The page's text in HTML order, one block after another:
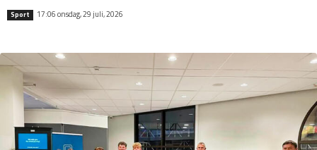
Sport 17:06 onsdag, 29 juli, 2026